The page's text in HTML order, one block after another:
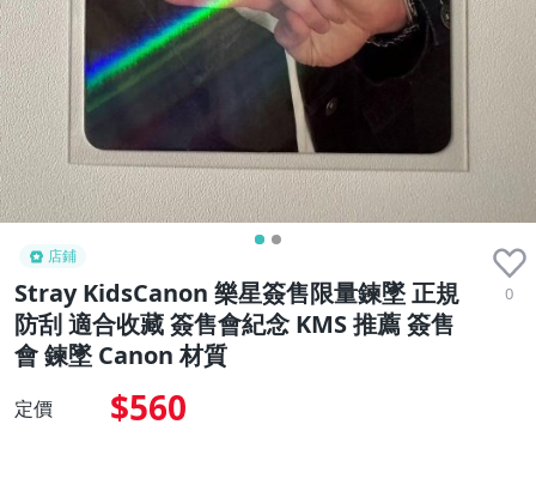
店鋪
Stray KidsCanon 樂星簽售限量鍊墜 正規
防刮 適合收藏 簽售會紀念 KMS 推薦 簽售
會 鍊墜 Canon 材質
0
定價 $560